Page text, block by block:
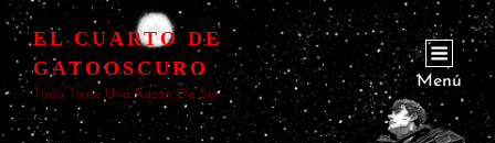
EL CUARTO DE
GATOOSCURO
Todo Tiene Una Razón De Ser
Menú